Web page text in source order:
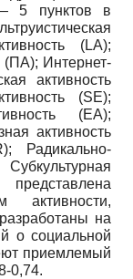
5 пунктов в
(LA);
(ПА); Интернет-
активность
(SE);
(EA);
активность
Радикально-
Субкультурная
активности,
на
о социальной
приемлемый
0,74.